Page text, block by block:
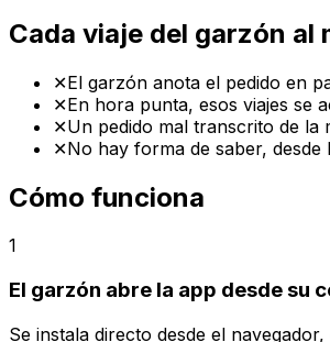
Cada viaje del garzón al
✕El garzón anota el pedido en
✕En hora punta, esos viajes se
✕Un pedido mal transcrito de la
✕No hay forma de saber,
Cómo funciona
1
El garzón abre la app desde su
Se instala directo desde el